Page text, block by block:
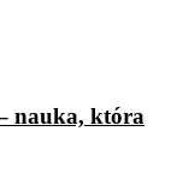
nauka, która